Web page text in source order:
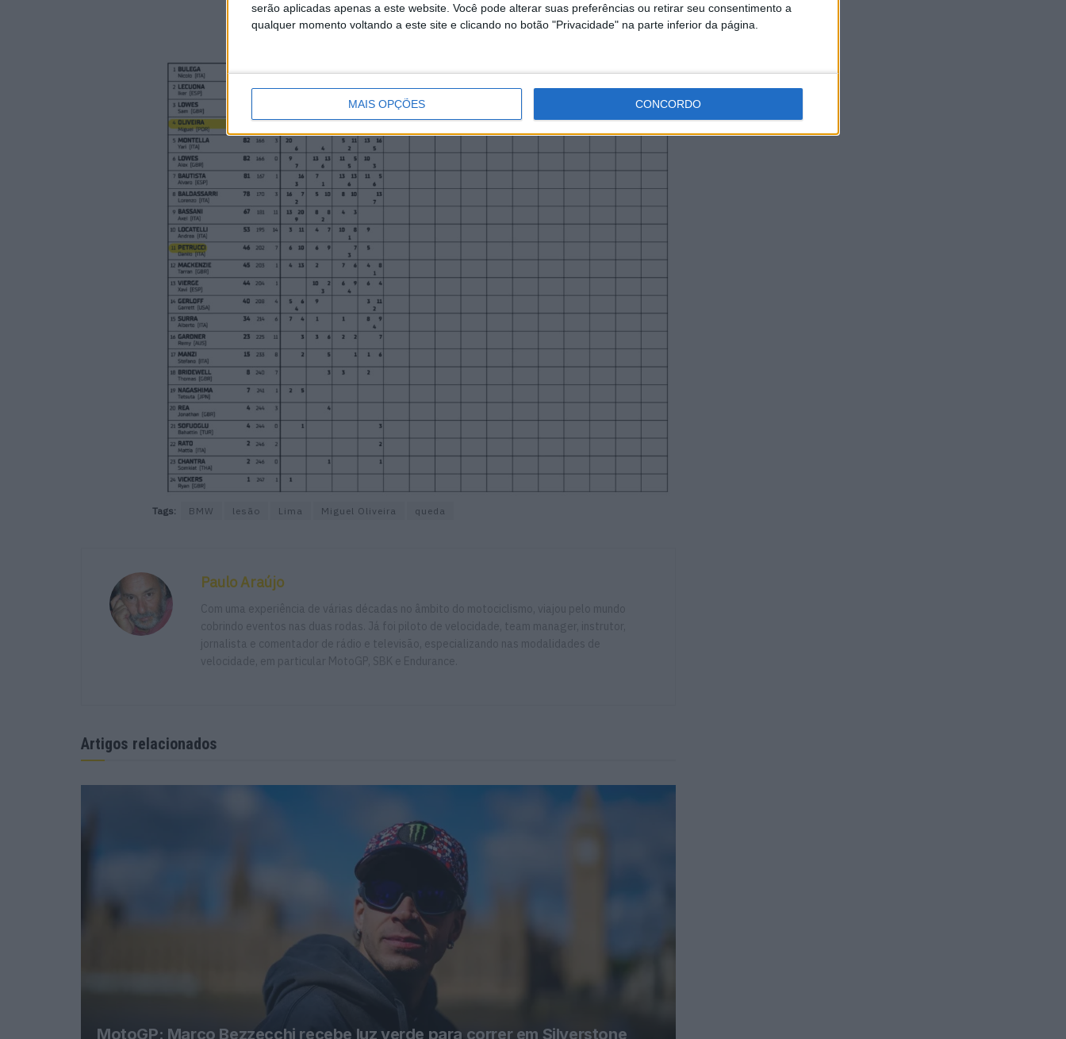
serão aplicadas apenas a este website. Você pode alterar suas preferências ou retirar seu consentimento a
qualquer momento voltando a este site e clicando no botão "Privacidade" na parte inferior da página.
MAIS OPÇÕES CONCORDO
Tags: BMW lesão Lima Miguel Oliveira queda
Paulo Araújo
Com uma experiência de várias décadas no âmbito do motociclismo, viajou pelo mundo
cobrindo eventos nas duas rodas. Já foi piloto de velocidade, team manager, instrutor,
jornalista e comentador de rádio e televisão, especializando nas modalidades de
velocidade, em particular MotoGP, SBK e Endurance.
Artigos relacionados
MotoGP: Marco Bezzecchi recebe luz verde para correr em Silverstone